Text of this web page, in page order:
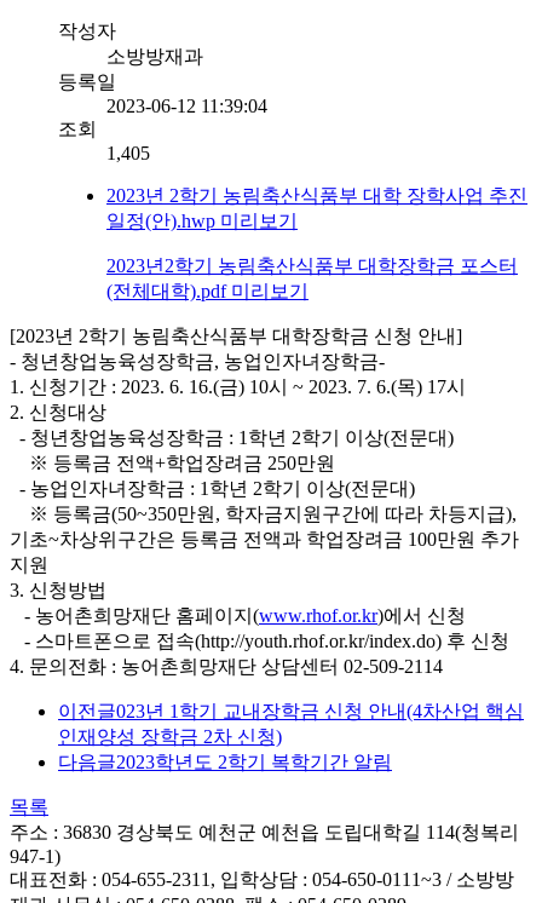
작성자
소방방재과
등록일
2023-06-12 11:39:04
조회
1,405
2023년 2학기 농림축산식품부 대학 장학사업 추진
일정(안).hwp 미리보기
2023년2학기 농림축산식품부 대학장학금 포스터
(전체대학).pdf 미리보기
[2023년 2학기 농림축산식품부 대학장학금 신청 안내]
- 청년창업농육성장학금, 농업인자녀장학금-
1. 신청기간 : 2023. 6. 16.(금) 10시 ~ 2023. 7. 6.(목) 17시
2. 신청대상
- 청년창업농육성장학금 : 1학년 2학기 이상(전문대)
※ 등록금 전액+학업장려금 250만원
- 농업인자녀장학금 : 1학년 2학기 이상(전문대)
※ 등록금(50~350만원, 학자금지원구간에 따라 차등지급),
기초~차상위구간은 등록금 전액과 학업장려금 100만원 추가
지원
3. 신청방법
- 농어촌희망재단 홈페이지(www.rhof.or.kr)에서 신청
- 스마트폰으로 접속(http://youth.rhof.or.kr/index.do) 후 신청
4. 문의전화 : 농어촌희망재단 상담센터 02-509-2114
이전글023년 1학기 교내장학금 신청 안내(4차산업 핵심
인재양성 장학금 2차 신청)
다음글2023학년도 2학기 복학기간 알림
목록
주소 : 36830 경상북도 예천군 예천읍 도립대학길 114(청복리
947-1)
대표전화 : 054-655-2311, 입학상담 : 054-650-0111~3 / 소방방